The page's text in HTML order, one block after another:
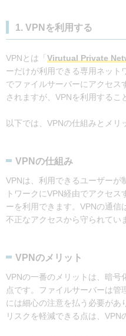
1. VPNを利用する
VPNとは「 Virutual Private
ーだけが利用できる専用ネット
でファイルサーバーにアクセス
されますが、VPNを利用するこ
以下では、VPNの仕組みとメリ
VPNの仕組み
VPNは、利用できるユーザーが
トワークにVPN経由でアクセ
ーを利用できます。VPNの通信
不正なアクセスから守られてい
VPNのメリット
VPNの一番のメリットは、暗号
点です。ファイルサーバーは管
には細心の注意を払う必要があ
リスクを軽減できる点は、VPN